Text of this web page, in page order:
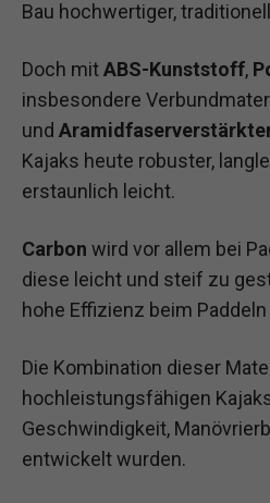
Bau hochwertiger,
Doch mitABS-Kunststoff,
insbesondere
und
Kajaks heute robuster,
erstaunlich leicht.
Carbon wird vor allem bei
diese leicht und steif zu
hohe Effizienz beim
Die Kombination dieser
hochleistungsfähigen
Geschwindigkeit,
entwickelt wurden.